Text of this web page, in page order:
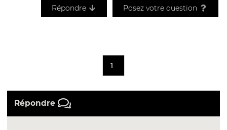
Répondre Posez votre question
1
Répondre